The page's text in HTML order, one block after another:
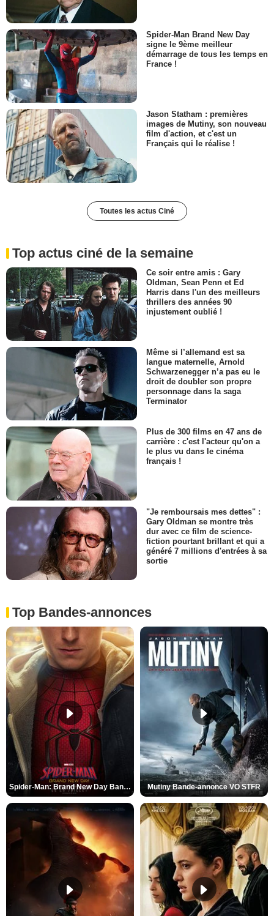
Spider-Man Brand New Day
signe le 9ème meilleur
démarrage de tous les temps en
France !
Jason Statham : premières
images de Mutiny, son nouveau
film d'action, et c'est un
Français qui le réalise !
Toutes les actus Ciné
Top actus ciné de la semaine
Ce soir entre amis : Gary
Oldman, Sean Penn et Ed
Harris dans l'un des meilleurs
thrillers des années 90
injustement oublié !
Même si l’allemand est sa
langue maternelle, Arnold
Schwarzenegger n’a pas eu le
droit de doubler son propre
personnage dans la saga
Terminator
Plus de 300 films en 47 ans de
carrière : c'est l'acteur qu'on a
le plus vu dans le cinéma
français !
"Je remboursais mes dettes" :
Gary Oldman se montre très
dur avec ce film de science-
fiction pourtant brillant et qui a
généré 7 millions d'entrées à sa
sortie
Top Bandes-annonces
Spider-Man: Brand New Day Bande-annonce VO STFR Mutiny Bande-annonce VO STFR